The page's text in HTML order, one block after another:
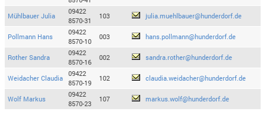
Mühlbauer Julia
09422
8570-31
103 julia.muehlbauer@hunderdorf.de
Pollmann Hans
09422
8570-10
003 hans.pollmann@hunderdorf.de
Rother Sandra
09422
8570-16
002 sandra.rother@hunderdorf.de
Weidacher Claudia
09422
8570-19
102 claudia.weidacher@hunderdorf.de
Wolf Markus
09422
8570-23
107 markus.wolf@hunderdorf.de